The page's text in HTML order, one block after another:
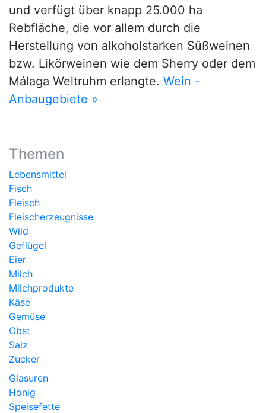
und verfügt über knapp 25.000 ha
Rebfläche, die vor allem durch die
Herstellung von alkoholstarken Süßweinen
bzw. Likörweinen wie dem Sherry oder dem
Málaga Weltruhm erlangte. Wein -
Anbaugebiete »
Themen
Lebensmittel
Fisch
Fleisch
Fleischerzeugnisse
Wild
Geflügel
Eier
Milch
Milchprodukte
Käse
Gemüse
Obst
Salz
Zucker
Glasuren
Honig
Speisefette